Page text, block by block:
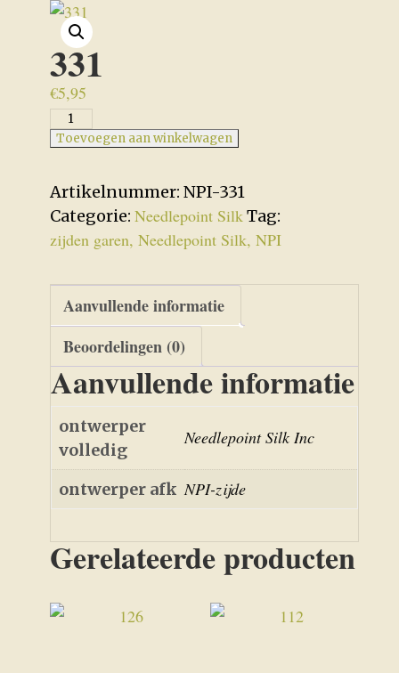
331
€5,95
331
aantal
Toevoegen aan winkelwagen
Artikelnummer: NPI-331
Categorie: Needlepoint SilkTag:
zijden garen, Needlepoint Silk, NPI
Aanvullende informatie
Beoordelingen (0)
Aanvullende informatie
ontwerper
volledig
Needlepoint Silk Inc
ontwerper afk NPI-zijde
Gerelateerde producten